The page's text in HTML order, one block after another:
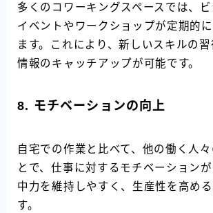
多くのコワーキングスペースでは、
イベントやワークショップが定期的
ます。これにより、新しいスキルの
情報のキャッチアップが可能です。
8. モチベーションの向上
自宅での作業と比べて、他の働く人
とで、仕事に対するモチベーション
中力を維持しやすく、生産性を高め
す。